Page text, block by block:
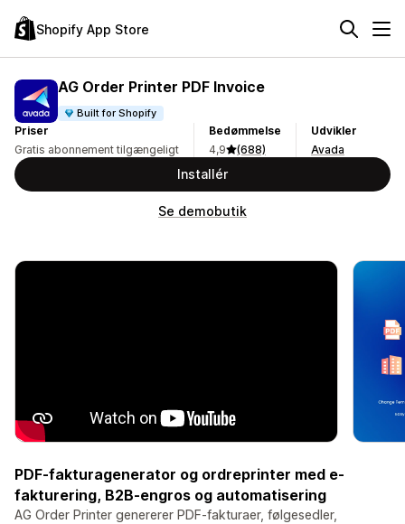
Shopify App Store
AG Order Printer PDF Invoice
Built for Shopify
Priser
Gratis abonnement tilgængeligt
Bedømmelse
4,9
(688)
Udvikler
Avada
Installér
Se demobutik
PDF-fakturagenerator og ordreprinter med e-
fakturering, B2B-engros og automatisering
AG Order Printer genererer PDF-fakturaer, følgesedler,